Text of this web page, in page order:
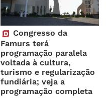
Congresso da
Famurs terá
programação paralela
voltada à cultura,
turismo e regularização
fundiária; veja a
programação completa